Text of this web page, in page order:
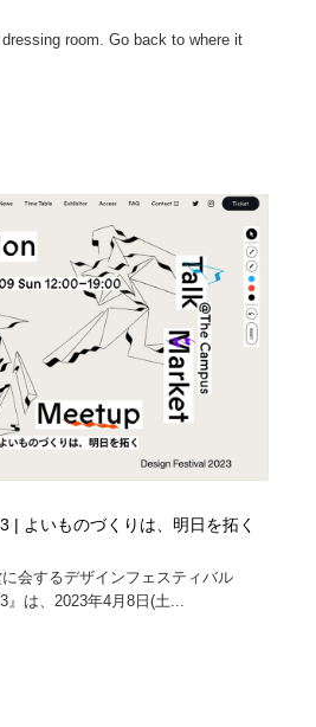
room. Go back to where it
| よいものづくりは、明日を拓く
会するデザインフェスティバル
』は、2023年4月8日(土...